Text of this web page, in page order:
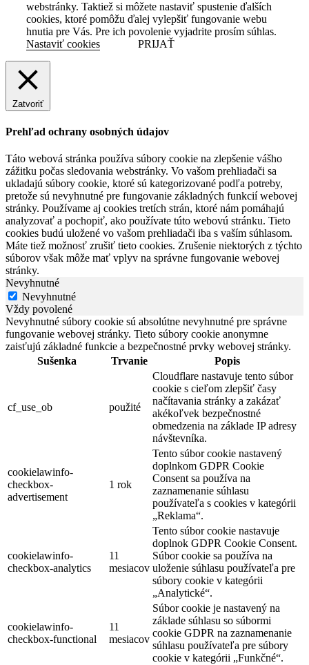
webstránky. Taktiež si môžete nastaviť spustenie ďalších
cookies, ktoré pomôžu ďalej vylepšiť fungovanie webu
hnutia pre Vás. Pre ich povolenie vyjadrite prosím súhlas.
Nastaviť cookies
PRIJAŤ
Zatvoriť
Prehľad ochrany osobných údajov
Táto webová stránka používa súbory cookie na zlepšenie vášho
zážitku počas sledovania webstránky. Vo vašom prehliadači sa
ukladajú súbory cookie, ktoré sú kategorizované podľa potreby,
pretože sú nevyhnutné pre fungovanie základných funkcií webovej
stránky. Používame aj cookies tretích strán, ktoré nám pomáhajú
analyzovať a pochopiť, ako používate túto webovú stránku. Tieto
cookies budú uložené vo vašom prehliadači iba s vaším súhlasom.
Máte tiež možnosť zrušiť tieto cookies. Zrušenie niektorých z týchto
súborov však môže mať vplyv na správne fungovanie webovej
stránky.
Nevyhnutné
Nevyhnutné
Vždy povolené
Nevyhnutné súbory cookie sú absolútne nevyhnutné pre správne
fungovanie webovej stránky. Tieto súbory cookie anonymne
zaisťujú základné funkcie a bezpečnostné prvky webovej stránky.
Sušenka
Trvanie Popis
cf_use_ob použité
Cloudflare nastavuje tento súbor
cookie s cieľom zlepšiť časy
načítavania stránky a zakázať
akékoľvek bezpečnostné
obmedzenia na základe IP adresy
návštevníka.
cookielawinfo-
checkbox-
advertisement
1 rok
Tento súbor cookie nastavený
doplnkom GDPR Cookie
Consent sa používa na
zaznamenanie súhlasu
používateľa s cookies v kategórii
„Reklama“.
cookielawinfo-
checkbox-analytics
11
mesiacov
Tento súbor cookie nastavuje
doplnok GDPR Cookie Consent.
Súbor cookie sa používa na
uloženie súhlasu používateľa pre
súbory cookie v kategórii
„Analytické“.
cookielawinfo-
checkbox-functional
11
mesiacov
Súbor cookie je nastavený na
základe súhlasu so súbormi
cookie GDPR na zaznamenanie
súhlasu používateľa pre súbory
cookie v kategórii „Funkčné“.